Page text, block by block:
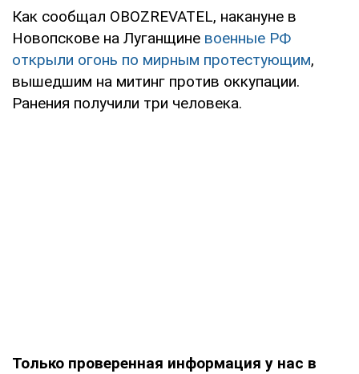
Как сообщал OBOZREVATEL, накануне в
Новопскове на Луганщине военные РФ
открыли огонь по мирным протестующим,
вышедшим на митинг против оккупации.
Ранения получили три человека.
Только проверенная информация у нас в